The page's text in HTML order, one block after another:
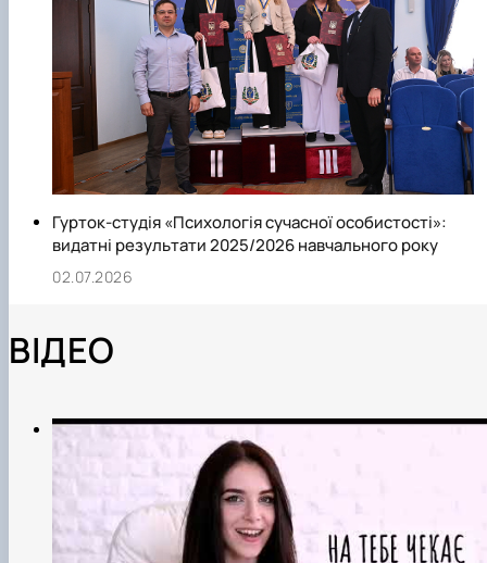
Гурток-студія «Психологія сучасної особистості»:
видатні результати 2025/2026 навчального року
02.07.2026
ВІДЕО